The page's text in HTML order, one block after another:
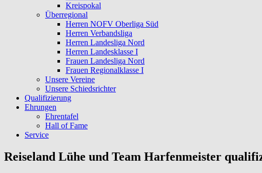
Kreispokal
Überregional
Herren NOFV Oberliga Süd
Herren Verbandsliga
Herren Landesliga Nord
Herren Landesklasse I
Frauen Landesliga Nord
Frauen Regionalklasse I
Unsere Vereine
Unsere Schiedsrichter
Qualifizierung
Ehrungen
Ehrentafel
Hall of Fame
Service
Reiseland Lühe und Team Harfenmeister